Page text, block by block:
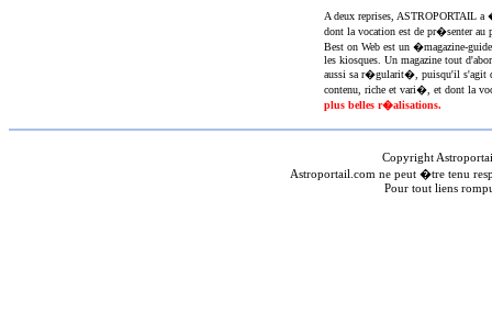
A deux reprises,
dont la vocation est de pr�senter au
Best on Web est un �magazine-
les kiosques. Un magazine tout
aussi sa r�gularit�, puisqu'il s'agit
contenu, riche et vari�, et dont la
plus belles r�alisations.
Copyright
Astroportail.com ne peut �tre tenu
Pour tout liens